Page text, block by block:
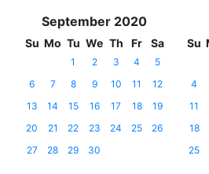
September 2020
Su Mo Tu We Th Fr Sa
1 2 3 4
5
6
7 8 9 10 11
12
13
14 15 16 17 18
19
20
21 22 23 24 25
26
27
28 29 30
Su
4
11
18
25